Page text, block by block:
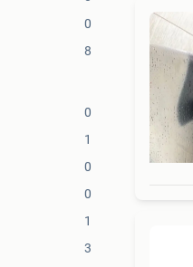
0
8
0
1
0
0
1
3